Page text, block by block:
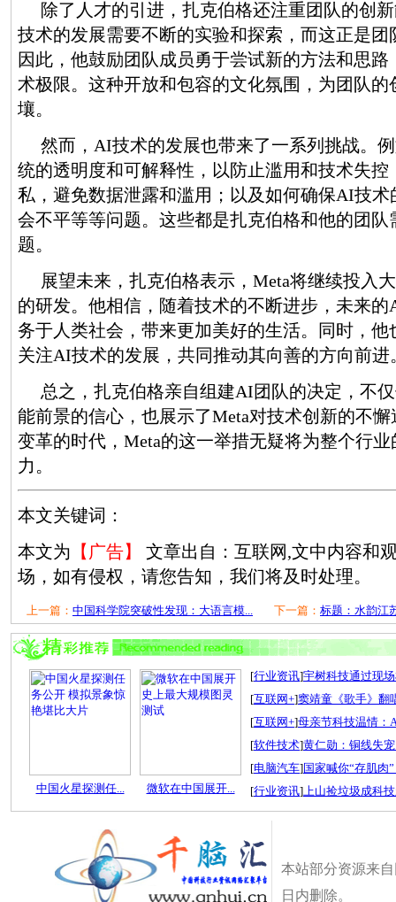
除了人才的引进，扎克伯格还注重团队的创
技术的发展需要不断的实验和探索，而这正是团
因此，他鼓励团队成员勇于尝试新的方法和思
术极限。这种开放和包容的文化氛围，为团队
壤。
然而，AI技术的发展也带来了一系列挑战。
统的透明度和可解释性，以防止滥用和技术失控
私，避免数据泄露和滥用；以及如何确保AI技术
会不平等等问题。这些都是扎克伯格和他的团队
题。
展望未来，扎克伯格表示，Meta将继续投入
的研发。他相信，随着技术的不断进步，未来
务于人类社会，带来更加美好的生活。同时，他
关注AI技术的发展，共同推动其向善的方向前进
总之，扎克伯格亲自组建AI团队的决定，不
能前景的信心，也展示了Meta对技术创新的不
变革的时代，Meta的这一举措无疑将为整个行
力。
本文关键词：
本文为 【广告】
文章出自：互联网,文中内容和
场，如有侵权，请您告知，我们将及时处理。
上一篇： 中国科学院突破性发现：大语言模... 下一篇： 标题：水韵江
中国火星探测任... 微软在中国展开...
[行业资讯]宇树科技通过现
[互联网+]窦靖童《歌手》翻
[互联网+]母亲节科技温情：
[软件技术]黄仁勋：铜线失
[电脑汽车]国家喊你“存肌肉
[行业资讯]上山捡垃圾成科
本站部分资源来
日内删除。